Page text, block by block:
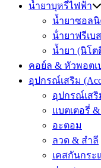
น้ำยาบุหรี่ไฟฟ้า
น้ำยาซอล
น้ํายาฟรีเบส
น้ำยา (นิโต
คอย์ล & หัวพอตเ
อุปกรณ์เสริม
อุปกรณ์เสริ
แบตเตอรี่
อะตอม
ลวด ​& สำลี
เคสกันกระ